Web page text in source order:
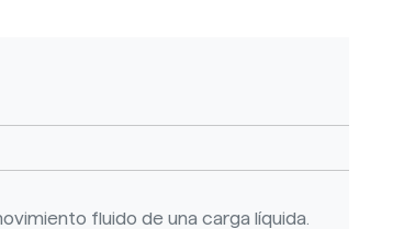
fluido de una carga líquida.